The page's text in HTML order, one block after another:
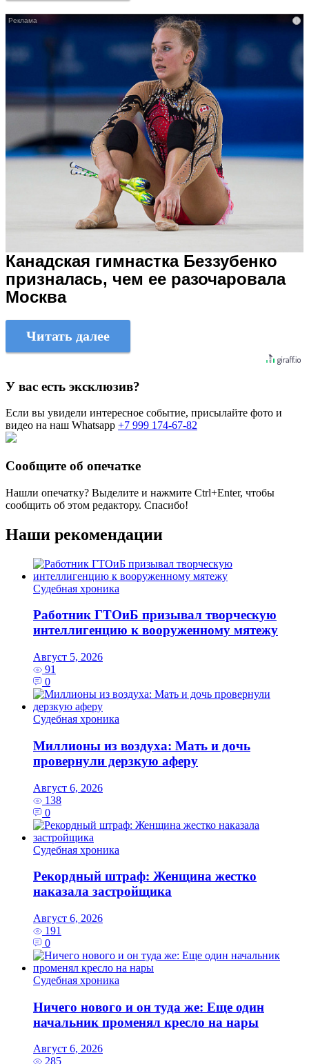
i
Канадская гимнастка Беззубенко
призналась, чем ее разочаровала
Москва
Читать далее
У вас есть эксклюзив?
Если вы увидели интересное событие, присылайте фото и
видео на наш Whatsapp +7 999 174-67-82
Сообщите об опечатке
Нашли опечатку? Выделите и нажмите Ctrl+Enter, чтобы
сообщить об этом редактору. Спасибо!
Наши рекомендации
Судебная хроника
Работник ГТОиБ призывал творческую
интеллигенцию к вооруженному мятежу
Август 5, 2026
91
0
Судебная хроника
Миллионы из воздуха: Мать и дочь
провернули дерзкую аферу
Август 6, 2026
138
0
Судебная хроника
Рекордный штраф: Женщина жестко
наказала застройщика
Август 6, 2026
191
0
Судебная хроника
Ничего нового и он туда же: Еще один
начальник променял кресло на нары
Август 6, 2026
285